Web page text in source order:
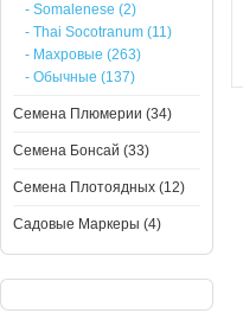
- Somalenese (2)
- Thai Socotranum (11)
- Махровые (263)
- Обычные (137)
Семена Плюмерии (34)
Семена Бонсай (33)
Семена Плотоядных (12)
Садовые Маркеры (4)